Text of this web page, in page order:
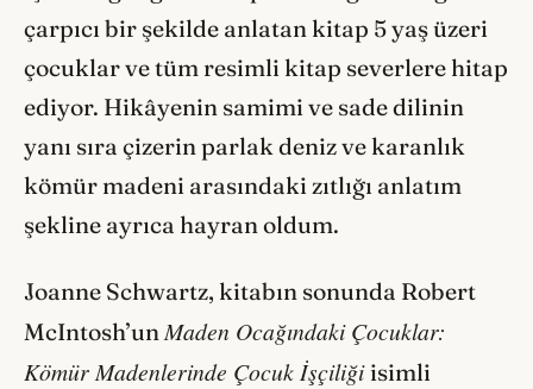
çarpıcı bir şekilde anlatan kitap 5 yaş üzeri
çocuklar ve tüm resimli kitap severlere hitap
ediyor. Hikâyenin samimi ve sade dilinin
yanı sıra çizerin parlak deniz ve karanlık
kömür madeni arasındaki zıtlığı anlatım
şekline ayrıca hayran oldum.
Joanne Schwartz, kitabın sonunda Robert
McIntosh’unMaden Ocağındaki Çocuklar:
Kömür Madenlerinde Çocuk İşçiliği isimli